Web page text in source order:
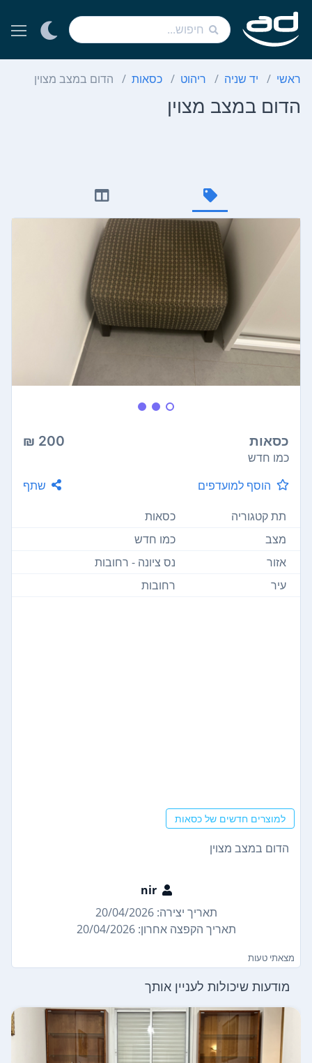
ראשי יד שניה ריהוט כסאות הדום במצב מצוין
הדום במצב מצוין
כסאות 200 ₪
כמו חדש
הוסף למועדפים
שתף
תת קטגוריה
כסאות
מצב
כמו חדש
אזור
נס ציונה - רחובות
עיר
רחובות
למוצרים חדשים של כסאות
הדום במצב מצוין
nir
תאריך יצירה: 20/04/2026
תאריך הקפצה אחרון: 20/04/2026
מצאתי טעות
מודעות שיכולות לעניין אותך